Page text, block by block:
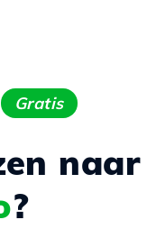
Gratis
naar
?